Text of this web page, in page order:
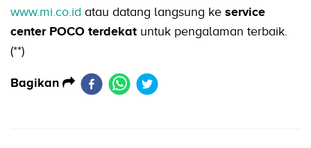
www.mi.co.id atau datang langsung ke service
center POCO terdekat untuk pengalaman terbaik.
(**)
Bagikan